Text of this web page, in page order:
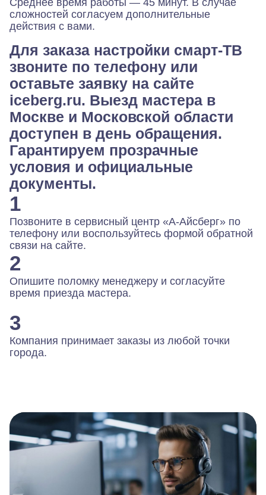
сложностей согласуем дополнительные
действия с вами.
Для заказа настройки смарт-ТВ
звоните по телефону или
оставьте заявку на сайте
iceberg.ru. Выезд мастера в
Москве и Московской области
доступен в день обращения.
Гарантируем прозрачные
условия и официальные
документы.
1
Позвоните в сервисный центр «А-Айсберг» по
телефону или воспользуйтесь формой обратной
связи на сайте.
2
Опишите поломку менеджеру и согласуйте
время приезда мастера.
3
Компания принимает заказы из любой точки
города.